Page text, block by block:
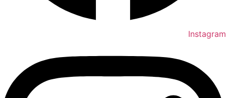
Instagram